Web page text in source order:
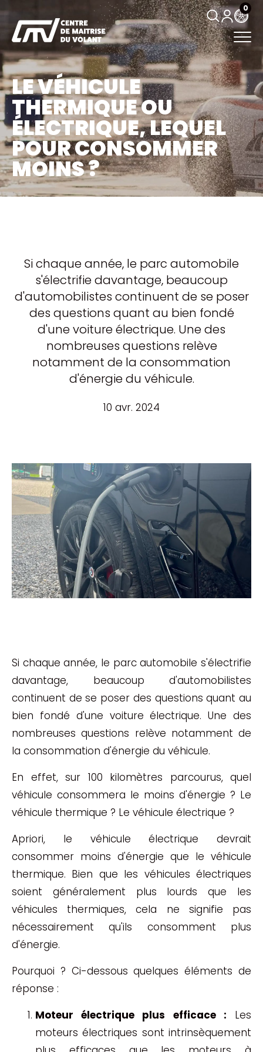
0
LE VÉHICULE
THERMIQUE OU
ÉLECTRIQUE, LEQUEL
POUR CONSOMMER
MOINS ?
Si chaque année, le parc automobile
s'électrifie davantage, beaucoup
d'automobilistes continuent de se poser
des questions quant au bien fondé
d'une voiture électrique. Une des
nombreuses questions relève
notamment de la consommation
d'énergie du véhicule.
10 avr. 2024
Si chaque année, le parc automobile s'électrifie
davantage, beaucoup d'automobilistes
continuent de se poser des questions quant au
bien fondé d'une voiture électrique. Une des
nombreuses questions relève notamment de
la consommation d'énergie du véhicule.
En effet, sur 100 kilomètres parcourus, quel
véhicule consommera le moins d'énergie ? Le
véhicule thermique ? Le véhicule électrique ?
Apriori, le véhicule électrique devrait
consommer moins d'énergie que le véhicule
thermique. Bien que les véhicules électriques
soient généralement plus lourds que les
véhicules thermiques, cela ne signifie pas
nécessairement qu'ils consomment plus
d'énergie.
Pourquoi ? Ci-dessous quelques éléments de
réponse :
Moteur électrique plus efficace : Les
moteurs électriques sont intrinsèquement